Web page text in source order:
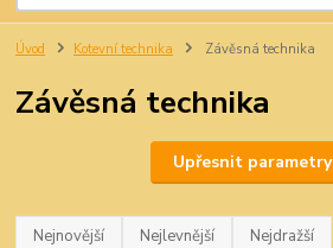
Úvod Kotevní technika Závěsná technika
Závěsná technika
Upřesnit parametry
Nejnovější Nejlevnější Nejdražší